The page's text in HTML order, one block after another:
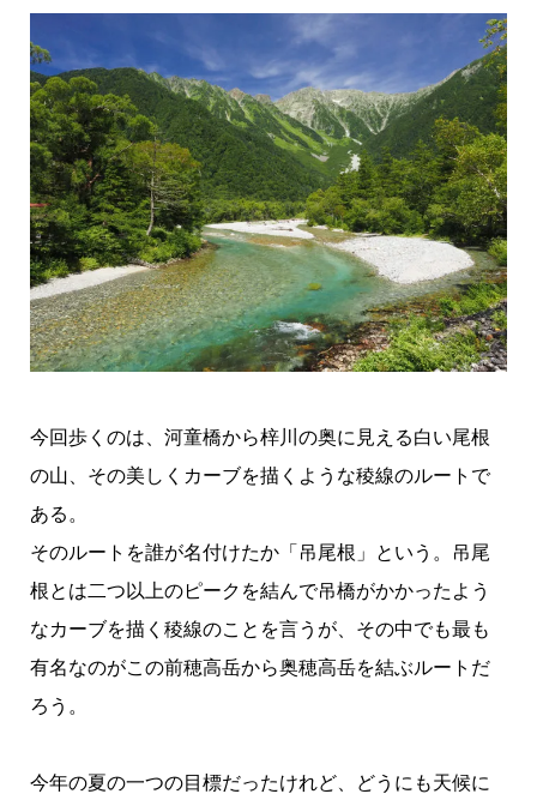
今回歩くのは、河童橋から梓川の奥に見える白い尾根
の山、その美しくカーブを描くような稜線のルートで
ある。
そのルートを誰が名付けたか「吊尾根」という。吊尾
根とは二つ以上のピークを結んで吊橋がかかったよう
なカーブを描く稜線のことを言うが、その中でも最も
有名なのがこの前穂高岳から奥穂高岳を結ぶルートだ
ろう。
今年の夏の一つの目標だったけれど、どうにも天候に